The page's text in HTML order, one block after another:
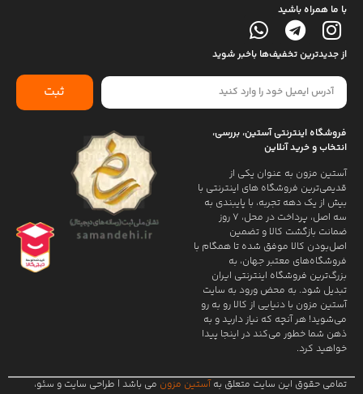
با ما همراه باشید
از جدیدترین تخفیف‌ها باخبر شوید
ثبت
فروشگاه اینترنتی آستین، بررسی،
انتخاب و خرید آنلاین
آستین مزون به عنوان یکی از
قدیمی‌ترین فروشگاه های اینترنتی با
بیش از یک دهه تجربه، با پایبندی به
سه اصل، پرداخت در محل، ۷ روز
ضمانت بازگشت کالا و تضمین
اصل‌بودن کالا موفق شده تا همگام با
فروشگاه‌های معتبر جهان، به
بزرگ‌ترین فروشگاه اینترنتی ایران
تبدیل شود. به محض ورود به سایت
آستین مزون با دنیایی از کالا رو به رو
می‌شوید! هر آنچه که نیاز دارید و به
ذهن شما خطور می‌کند در اینجا پیدا
خواهید کرد.
تمامی حقوق این سایت متعلق بهآستین مزون می باشد | طراحی سایت و سئو،